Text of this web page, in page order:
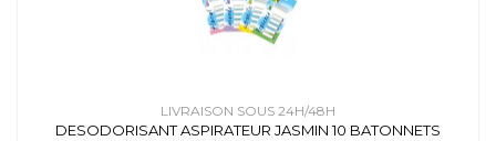
LIVRAISON SOUS 24H/48H
DESODORISANT ASPIRATEUR JASMIN 10 BATONNETS